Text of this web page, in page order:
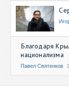
Благодаря
национализма
Павел Святенков